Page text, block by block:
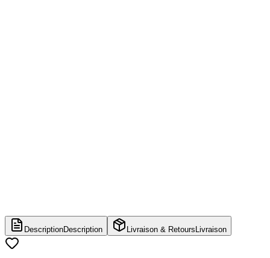
DescriptionDescription Livraison & Retours Livraison